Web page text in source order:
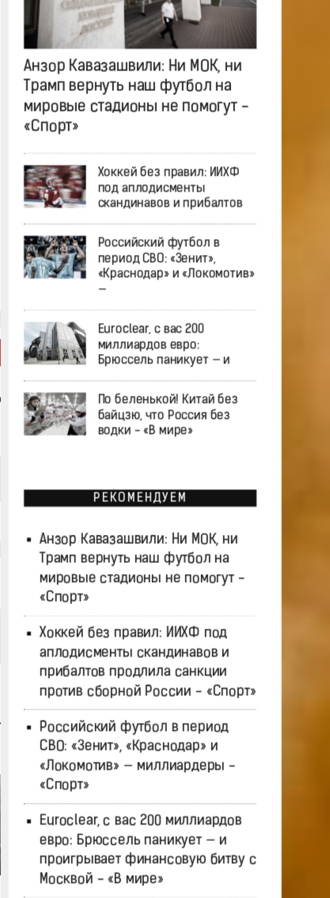
Анзор Кавазашвили: Ни МОК, ни
Трамп вернуть наш футбол на
мировые стадионы не помогут -
«Спорт»
Хоккей без правил: ИИХФ
под аплодисменты
скандинавов и прибалтов
Российский футбол в
период СВО: «Зенит»,
«Краснодар» и «Локомотив»
—
Euroclear, с вас 200
миллиардов евро:
Брюссель паникует — и
По беленькой! Китай без
байцзю, что Россия без
водки - «В мире»
РЕКОМЕНДУЕМ
Анзор Кавазашвили: Ни МОК, ни
Трамп вернуть наш футбол на
мировые стадионы не помогут -
«Спорт»
Хоккей без правил: ИИХФ под
аплодисменты скандинавов и
прибалтов продлила санкции
против сборной России - «Спорт»
Российский футбол в период
СВО: «Зенит», «Краснодар» и
«Локомотив» — миллиардеры -
«Спорт»
Euroclear, с вас 200 миллиардов
евро: Брюссель паникует — и
проигрывает финансовую битву с
Москвой - «В мире»